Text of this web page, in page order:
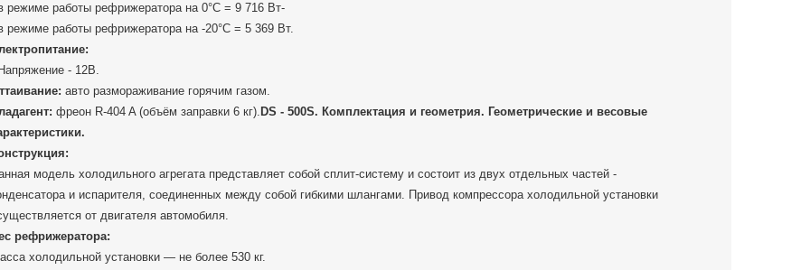
режиме работы рефрижератора на 0°C = 9 716 Вт-
режиме работы рефрижератора на -20°C = 5 369 Вт.
- 12В.
авто размораживание горячим газом.
фреон R-404 A (объём заправки 6 кг). DS - 500S. Комплектация и геометрия. Геометрические и весовые
модель холодильного агрегата представляет собой сплит-систему и состоит из двух отдельных частей -
и испарителя, соединенных между собой гибкими шлангами. Привод компрессора холодильной установки
от двигателя автомобиля.
рефрижератора:
холодильной установки — не более 530 кг.